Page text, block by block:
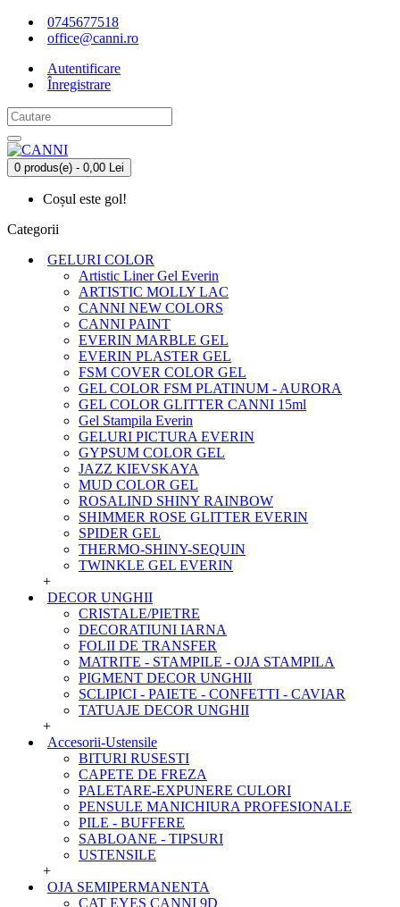
0745677518
office@canni.ro
Autentificare
Înregistrare
0 produs(e) - 0,00 Lei
Coșul este gol!
Categorii
GELURI COLOR
Artistic Liner Gel Everin
ARTISTIC MOLLY LAC
CANNI NEW COLORS
CANNI PAINT
EVERIN MARBLE GEL
EVERIN PLASTER GEL
FSM COVER COLOR GEL
GEL COLOR FSM PLATINUM - AURORA
GEL COLOR GLITTER CANNI 15ml
Gel Stampila Everin
GELURI PICTURA EVERIN
GYPSUM COLOR GEL
JAZZ KIEVSKAYA
MUD COLOR GEL
ROSALIND SHINY RAINBOW
SHIMMER ROSE GLITTER EVERIN
SPIDER GEL
THERMO-SHINY-SEQUIN
TWINKLE GEL EVERIN
+
DECOR UNGHII
CRISTALE/PIETRE
DECORATIUNI IARNA
FOLII DE TRANSFER
MATRITE - STAMPILE - OJA STAMPILA
PIGMENT DECOR UNGHII
SCLIPICI - PAIETE - CONFETTI - CAVIAR
TATUAJE DECOR UNGHII
+
Accesorii-Ustensile
BITURI RUSESTI
CAPETE DE FREZA
PALETARE-EXPUNERE CULORI
PENSULE MANICHIURA PROFESIONALE
PILE - BUFFERE
SABLOANE - TIPSURI
USTENSILE
+
OJA SEMIPERMANENTA
CAT EYES CANNI 9D